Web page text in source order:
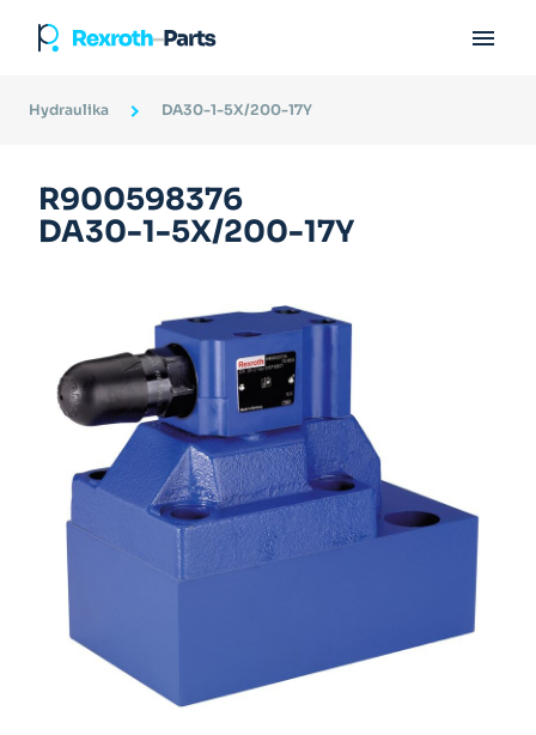

Hydraulika DA30-1-5X/200-17Y
R900598376
DA30-1-5X/200-17Y